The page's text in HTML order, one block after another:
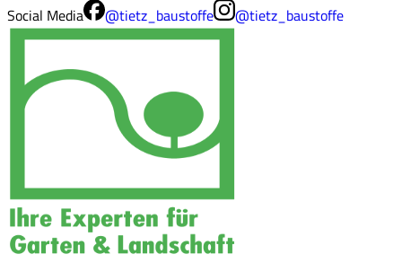
Social Media
@tietz_baustoffe @tietz_baustoffe